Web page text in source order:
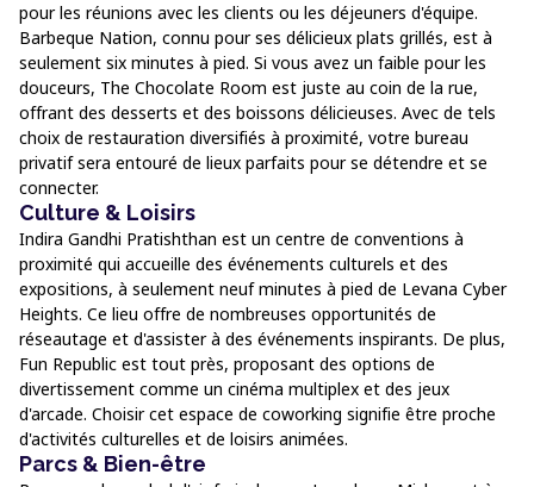
pour les réunions avec les clients ou les déjeuners d'équipe.
Barbeque Nation, connu pour ses délicieux plats grillés, est à
seulement six minutes à pied. Si vous avez un faible pour les
douceurs, The Chocolate Room est juste au coin de la rue,
offrant des desserts et des boissons délicieuses. Avec de tels
choix de restauration diversifiés à proximité, votre bureau
privatif sera entouré de lieux parfaits pour se détendre et se
connecter.
Culture & Loisirs
Indira Gandhi Pratishthan est un centre de conventions à
proximité qui accueille des événements culturels et des
expositions, à seulement neuf minutes à pied de Levana Cyber
Heights. Ce lieu offre de nombreuses opportunités de
réseautage et d'assister à des événements inspirants. De plus,
Fun Republic est tout près, proposant des options de
divertissement comme un cinéma multiplex et des jeux
d'arcade. Choisir cet espace de coworking signifie être proche
d'activités culturelles et de loisirs animées.
Parcs & Bien-être